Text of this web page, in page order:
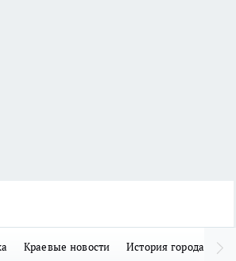
Краевые новости История города Н